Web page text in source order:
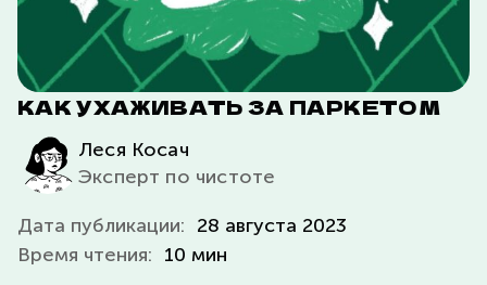
КАК УХАЖИВАТЬ ЗА ПАРКЕТОМ
Леся Косач
Эксперт по чистоте
Дата публикации: 28 августа 2023
Время чтения: 10 мин